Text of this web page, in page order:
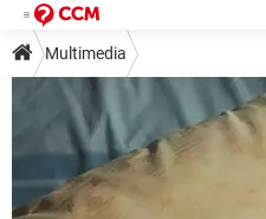
Multimedia